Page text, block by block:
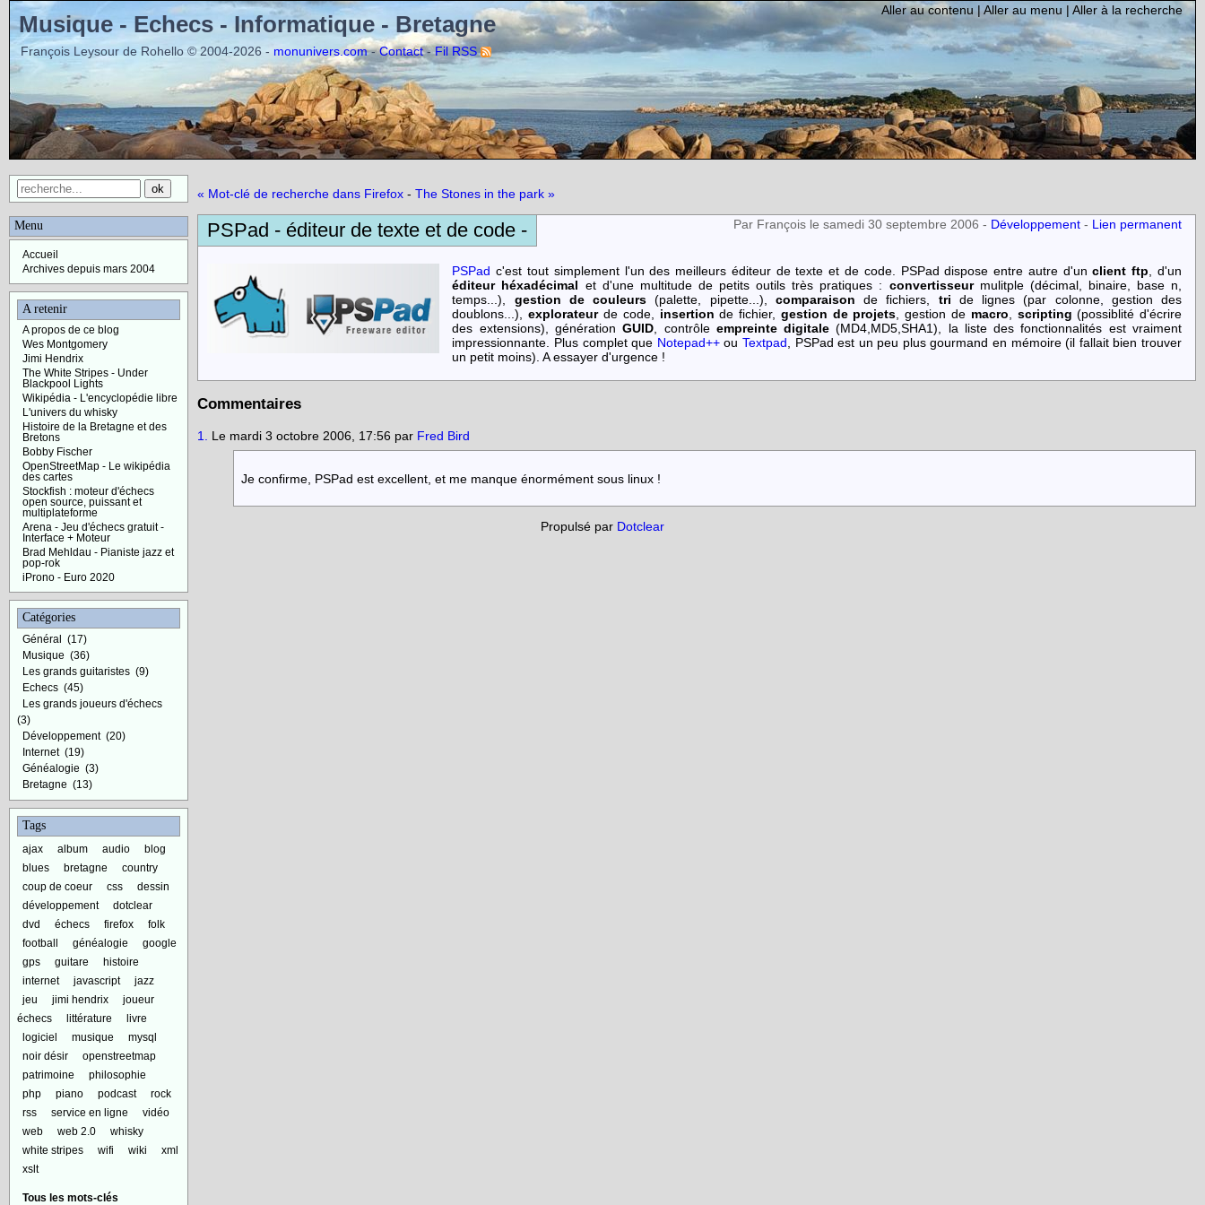
Musique - Echecs - Informatique - Bretagne
François Leysour de Rohello © 2004-2026 - monunivers.com-Contact-Fil RSS
Aller au contenu |Aller au menu | Aller à la recherche
« Mot-clé de recherche dans Firefox - The Stones in the park »
PSPad - éditeur de texte et de code - Par François le samedi 30 septembre 2006 - Développement - Lien permanent
PSPad c'est tout simplement l'un des meilleurs éditeur de texte et de code. PSPad dispose entre autre d'unclient ftp , d'un
éditeur héxadécimal et d'une multitude de petits outils très pratiques : convertisseurmulitple (décimal, binaire, base n,
temps...), gestion de couleurs (palette, pipette...), comparaison de fichiers, tri de lignes (par colonne, gestion des
doublons...),explorateurde code, insertion de fichier, gestion de projets , gestion de macro scripting (possiblité d'écrire
des extensions), générationGUID , contrôle empreinte digitale (MD4,MD5,SHA1), la liste des fonctionnalités est vraiment
impressionnante. Plus complet que Notepad++ou Textpad , PSPad est un peu plus gourmand en mémoire (il fallait bien trouver
un petit moins). A essayer d'urgence !
Commentaires
1. Le mardi 3 octobre 2006, 17:56 par Fred Bird
Je confirme, PSPad est excellent, et me manque énormément sous linux !
Menu
Accueil
Archives depuis mars 2004
A retenir
A propos de ce blog
Wes Montgomery
Jimi Hendrix
The White Stripes - Under
Blackpool Lights
Wikipédia - L'encyclopédie libre
L'univers du whisky
Histoire de la Bretagne et des
Bretons
Bobby Fischer
OpenStreetMap - Le wikipédia
des cartes
Stockfish : moteur d'échecs
open source, puissant et
multiplateforme
Arena - Jeu d'échecs gratuit -
Interface + Moteur
Brad Mehldau - Pianiste jazz et
pop-rok
iProno - Euro 2020
Catégories
Général
(17)
Musique (36)
Les grands guitaristes (9)
Echecs (45)
Les grands joueurs d'échecs
(3)
Développement (20)
Internet (19)
Généalogie (3)
Bretagne (13)
Tags
ajax album audio
blog
blues
bretagne
country
coup de coeur
css
dessin
développement
dotclear
dvd
échecs firefox
folk
football
généalogie
google
gps
guitare
histoire
internet
javascript
jazz
jeu
jimi hendrix
joueur
échecs
littérature
livre
logiciel
musique
mysql
noir désir
openstreetmap
patrimoine
philosophie
php
piano podcast
rock
rss
service en ligne
vidéo
web
web 2.0
whisky
white stripes
wifi wiki
xml
xslt
Tous les mots-clés
Propulsé par Dotclear